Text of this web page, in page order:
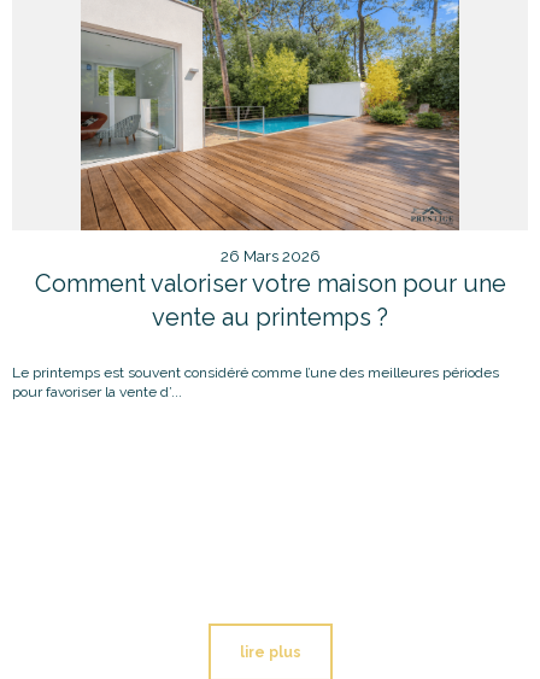
26 Mars 2026
Comment valoriser votre maison pour une
vente au printemps ?
Le printemps est souvent considéré comme l’une des meilleures périodes
pour favoriser la vente d’...
lire plus